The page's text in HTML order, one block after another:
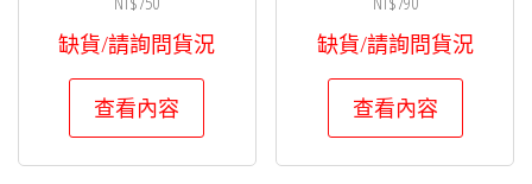
缺貨/請詢問貨況
查看內容
缺貨/請詢問貨況
查看內容